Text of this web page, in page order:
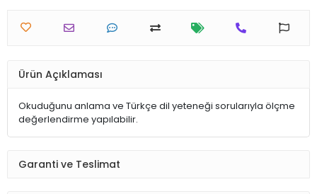
Ürün Açıklaması
Okuduğunu anlama ve Türkçe dil yeteneği sorularıyla ölçme
değerlendirme yapılabilir.
Garanti ve Teslimat